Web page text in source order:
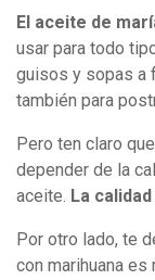
El aceite de
usar para todo
guisos y sopas a
también para
Pero ten claro
depender de la
aceite. La
Por otro lado, te
con marihuana es